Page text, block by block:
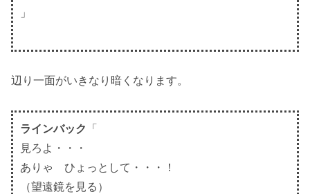
」
辺り一面がいきなり暗くなります。
ラインバック
「
見ろよ・・・
ありゃ ひょっとして・・・！
（望遠鏡を見る）